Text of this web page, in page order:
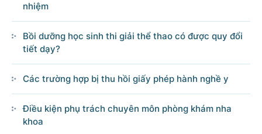
nhiệm
Bồi dưỡng học sinh thi giải thể thao có được quy đổi
tiết dạy?
Các trường hợp bị thu hồi giấy phép hành nghề y
Điều kiện phụ trách chuyên môn phòng khám nha
khoa